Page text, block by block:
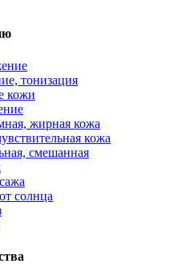
тонизация
кожи
жирная кожа
кожа
смешанная
солнца